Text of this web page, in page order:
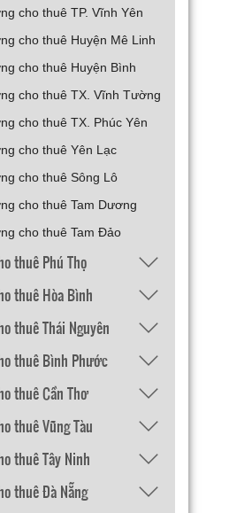
cho thuê TP. Vĩnh Yên
cho thuê Huyện Mê Linh
cho thuê Huyện Bình
cho thuê TX. Vĩnh Tường
cho thuê TX. Phúc Yên
cho thuê Yên Lạc
cho thuê Sông Lô
cho thuê Tam Dương
cho thuê Tam Đảo
thuê Phú Thọ
thuê Hòa Bình
thuê Thái Nguyên
thuê Bình Phước
thuê Cần Thơ
thuê Vũng Tàu
thuê Tây Ninh
thuê Đà Nẵng